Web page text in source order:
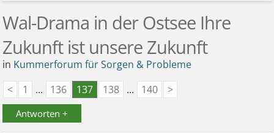
Wal-Drama in der Ostsee Ihre
Zukunft ist unsere Zukunft
in Kummerforum für Sorgen & Probleme
<
1 ... 136 137 138 ... 140 >
Antworten +